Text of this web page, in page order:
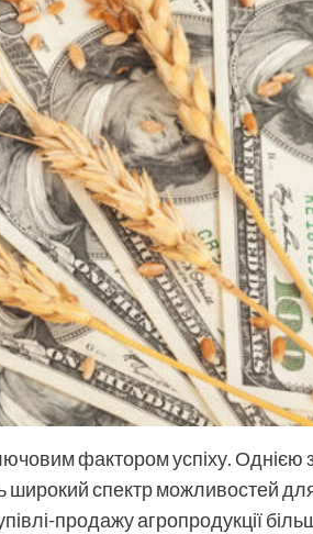
фактором успіху. Однією
спектр можливостей
продажу агропродукції